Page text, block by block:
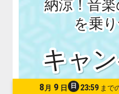
納涼！音
を乗
8 月 9 日 日 23:59